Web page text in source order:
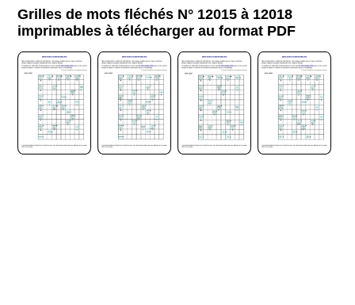
Grilles de mots fléchés N° 12015 à 12018
imprimables à télécharger au format PDF